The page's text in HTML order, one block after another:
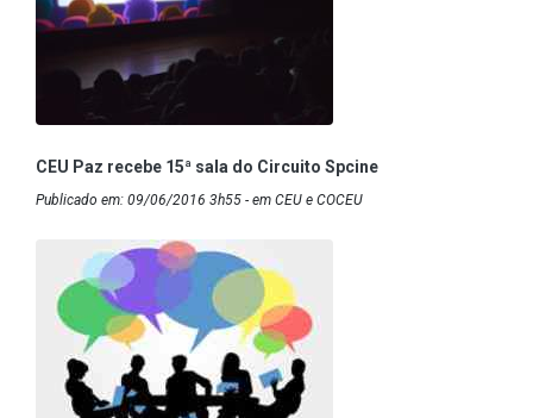
CEU Paz recebe 15ª sala do Circuito Spcine
Publicado em: 09/06/2016 3h55 - em CEU e COCEU